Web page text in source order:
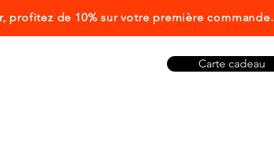
profitez de 10% sur votre première commande.
Carte cadeau